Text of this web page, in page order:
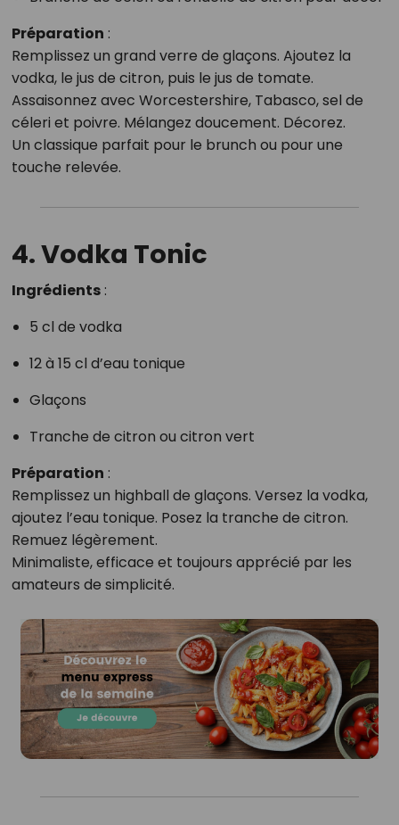
Préparation :
Remplissez un grand verre de glaçons. Ajoutez la
vodka, le jus de citron, puis le jus de tomate.
Assaisonnez avec Worcestershire, Tabasco, sel de
céleri et poivre. Mélangez doucement. Décorez.
Un classique parfait pour le brunch ou pour une
touche relevée.
4. Vodka Tonic
Ingrédients:
5 cl de vodka
12 à 15 cl d’eau tonique
Glaçons
Tranche de citron ou citron vert
Préparation :
Remplissez un highball de glaçons. Versez la vodka,
ajoutez l’eau tonique. Posez la tranche de citron.
Remuez légèrement.
Minimaliste, efficace et toujours apprécié par les
amateurs de simplicité.